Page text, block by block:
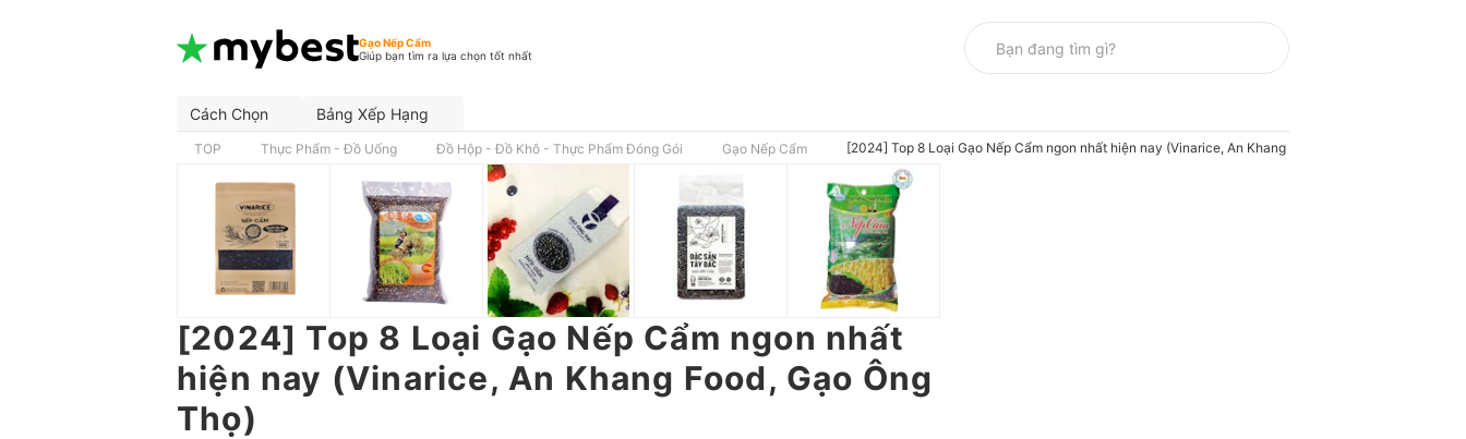
Gạo Nếp Cẩm
Giúp bạn tìm ra lựa chọn tốt nhất
Cách Chọn Bảng Xếp Hạng
TOP Thực Phẩm - Đồ Uống Đồ Hộp - Đồ Khô - Thực Phẩm Đóng Gói Gạo Nếp Cẩm [2024] Top 8 Loại Gạo Nếp Cẩm ngon nhất hiện nay (Vinarice, An Khang Food, Gạo Ông Thọ)
[2024] Top 8 Loại Gạo Nếp Cẩm ngon nhất
hiện nay (Vinarice, An Khang Food, Gạo Ông
Thọ)